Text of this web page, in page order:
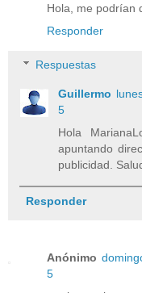
Hola, me podrían
Responder
Respuestas
Guillermo
5
Hola
apuntando
publicidad.
Responder
Anónimo
5